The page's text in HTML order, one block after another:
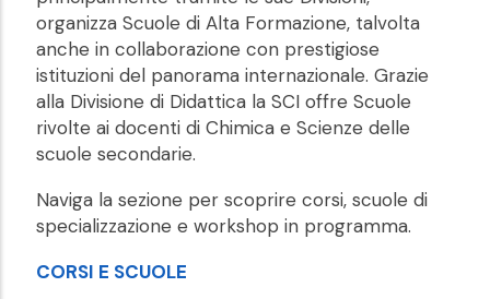
organizza Scuole di Alta Formazione, talvolta
anche in collaborazione con prestigiose
istituzioni del panorama internazionale. Grazie
alla Divisione di Didattica la SCI offre Scuole
rivolte ai docenti di Chimica e Scienze delle
scuole secondarie.
Naviga la sezione per scoprire corsi, scuole di
specializzazione e workshop in programma.
CORSI E SCUOLE